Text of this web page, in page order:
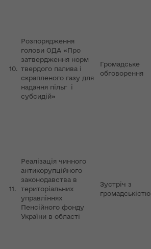
10.
Розпорядження
голови ОДА «Про
затвердження норм
твердого палива і
скрапленого газу для
надання пільг і
субсидій»
Громадське
обговорення
11.
Реалізація чинного
антикорупційного
законодавства в
територіальних
управліннях
Пенсійного фонду
України в області
Зустріч з
громадськістю